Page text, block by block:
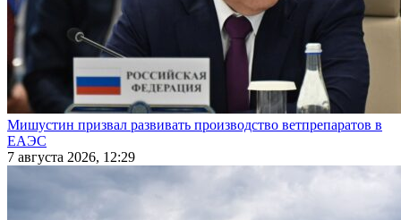
Мишустин призвал развивать производство ветпрепаратов в
ЕАЭС
7 августа 2026, 12:29